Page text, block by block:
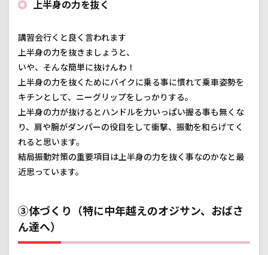
上半身の力を抜く
講習会行くと良く言われます
上半身の力を抜きましょうと、
いや、そんな簡単に抜けんわ！
上半身の力を抜くためにバイクに乗る事に慣れて乗車姿勢を
キチンとして、ニーグリップをしっかりする。
上半身の力が抜けるとハンドルを力いっぱい握る事も無くな
り、肩や腕がダンパーの役目をして衝撃、振動を和らげてく
れると思います。
結局振動対策の重要項目は上半身の力を抜く事なのかなと最
近思っています。
③体づくり（特に中年越えのオジサン、おばさ
ん達へ）